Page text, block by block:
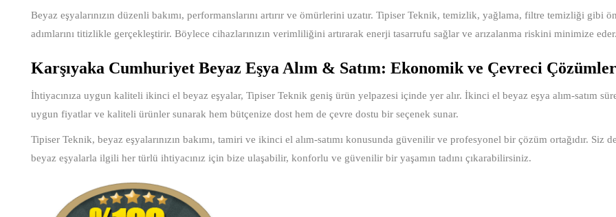
Beyaz eşyalarınızın düzenli bakımı, performanslarını artırır ve ömürlerini uzatır. Tipiser Teknik, temizlik, yağlama, filtre temizliği gibi
adımlarını titizlikle gerçekleştirir. Böylece cihazlarınızın verimliliğini artırarak enerji tasarrufu sağlar ve arızalanma riskini minimize eder.
Karşıyaka Cumhuriyet Beyaz Eşya Alım & Satım: Ekonomik ve Çevreci Çözümler
İhtiyacınıza uygun kaliteli ikinci el beyaz eşyalar, Tipiser Teknik geniş ürün yelpazesi içinde yer alır. İkinci el beyaz eşya alım-satım
uygun fiyatlar ve kaliteli ürünler sunarak hem bütçenize dost hem de çevre dostu bir seçenek sunar.
Tipiser Teknik, beyaz eşyalarınızın bakımı, tamiri ve ikinci el alım-satımı konusunda güvenilir ve profesyonel bir çözüm ortağıdır. Siz
beyaz eşyalarla ilgili her türlü ihtiyacınız için bize ulaşabilir, konforlu ve güvenilir bir yaşamın tadını çıkarabilirsiniz.